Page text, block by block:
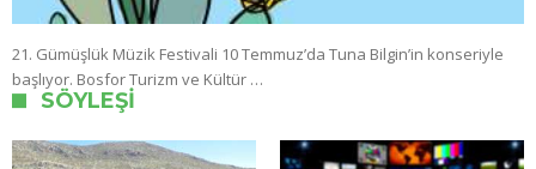
21. Gümüşlük Müzik Festivali 10 Temmuz’da Tuna Bilgin’in konseriyle
başlıyor. Bosfor Turizm ve Kültür …
SÖYLEŞI